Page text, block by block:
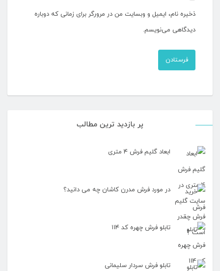
پر بازدید ترین مطالب
ابعاد گلیم فرش ۴ متری
در مورد فرش مدرن کاشان چه می دانید؟
تابلو فرش چهره کد ۱۱۴
تابلو فرش سردار سلیمانی
ذخیره نام، ایمیل و وبسایت من در مرورگر برای زمانی که دوباره
دیدگاهی می‌نویسم.